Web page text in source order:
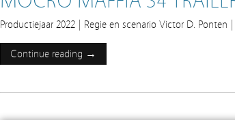
Productiejaar 2022 | Regie en scenario Victor D. Ponten
Continue reading →